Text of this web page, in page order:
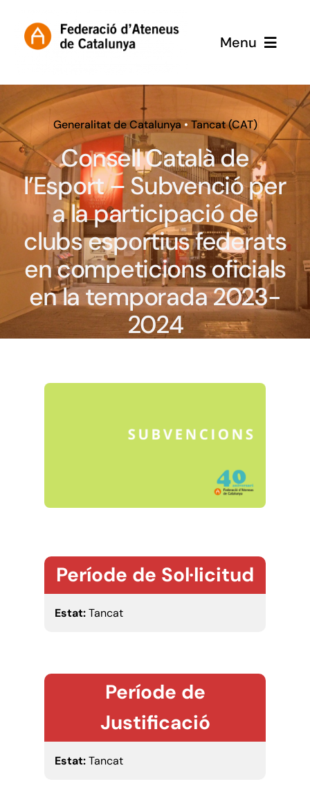
content
Menu
Inici
Subvencions
Generalitat de Catalunya • Tancat (CAT)
Consell Català de
l’Esport – Subvenció per
a la participació de
clubs esportius federats
en competicions oficials
en la temporada 2023-
2024
Període de Sol·licitud
Estat:Tancat
Període de
Justificació
Estat:Tancat